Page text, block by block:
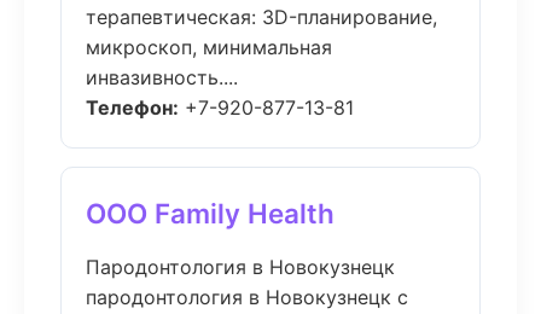
терапевтическая: 3D-планирование,
микроскоп, минимальная
инвазивность....
Телефон: +7-920-877-13-81
ООО Family Health
Пародонтология в Новокузнецк
пародонтология в Новокузнецк с